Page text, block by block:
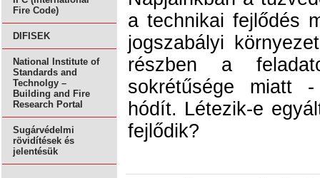
Fire Code)
DIFISEK
National Institute of
Standards and
Technolgy –
Building and Fire
Research Portal
Sugárvédelmi
rövidítések és
jelentésük
a technikai fejlődés
jogszabályi
részben a
sokrétűsége miatt
hódít. Létezik-e
fejlődik?